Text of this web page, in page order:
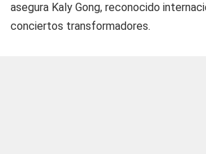
asegura Kaly Gong, reconocido
conciertos transformadores.